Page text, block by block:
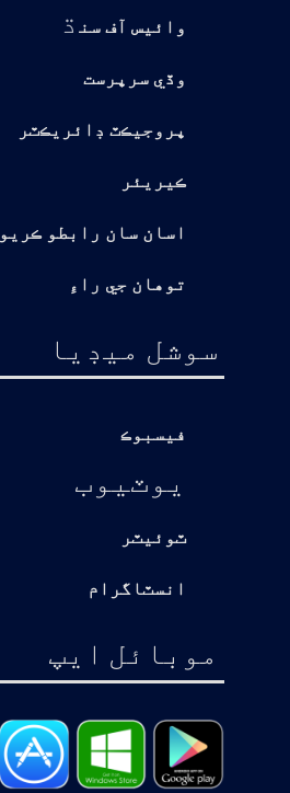
وائيس آف سن ڌ
وڏي سرپرست
پروجيڪٽ ڊائريڪٽر
ڪيريئر
اسان سان رابطو ڪريو
توهان جي راءِ
سوشل ميڊيا
فيسبوڪ
يوٽيوب
ٽوئيٽر
انسٽاگرام
موبائل ايپ